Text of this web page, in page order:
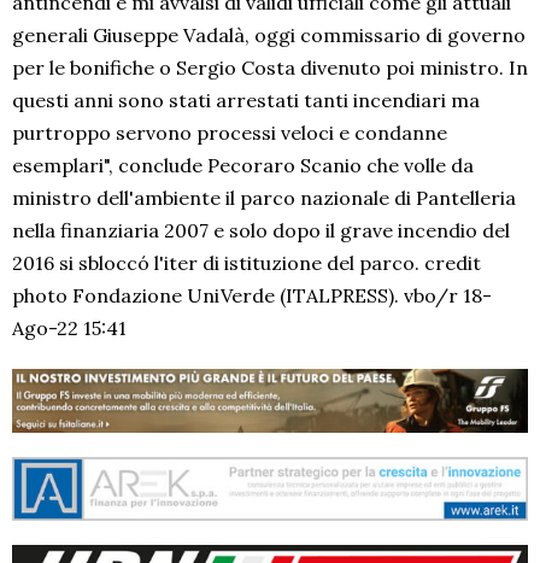
generali Giuseppe Vadalà, oggi commissario di governo
per le bonifiche o Sergio Costa divenuto poi ministro. In
questi anni sono stati arrestati tanti incendiari ma
purtroppo servono processi veloci e condanne
esemplari", conclude Pecoraro Scanio che volle da
ministro dell'ambiente il parco nazionale di Pantelleria
nella finanziaria 2007 e solo dopo il grave incendio del
2016 si sbloccó l'iter di istituzione del parco. credit
photo Fondazione UniVerde (ITALPRESS). vbo/r 18-
Ago-22 15:41